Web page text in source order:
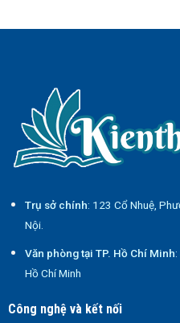
Trụ sở chính: 123 Cổ Nhuệ,
Nội.
Văn phòng tại TP. Hồ Chí Minh
Hồ Chí Minh
Công nghệ và kết nối